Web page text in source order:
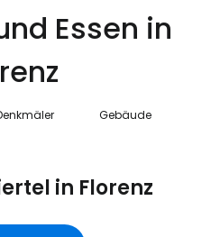
Essen in
Gebäude
in Florenz
Community
mit Google
E-Mail